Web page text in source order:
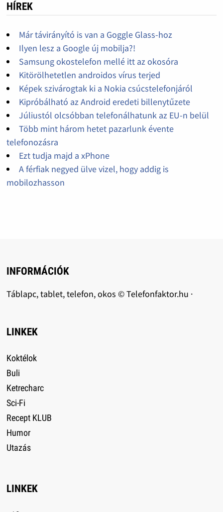
HÍREK
Már távirányító is van a Goggle Glass-hoz
Ilyen lesz a Google új mobilja?!
Samsung okostelefon mellé itt az okosóra
Kitörölhetetlen androidos vírus terjed
Képek szivárogtak ki a Nokia csúcstelefonjáról
Kipróbálható az Android eredeti billenytűzete
Júliustól olcsóbban telefonálhatunk az EU-n belül
Több mint három hetet pazarlunk évente
telefonozásra
Ezt tudja majd a xPhone
A férfiak negyed ülve vizel, hogy addig is
mobilozhasson
INFORMÁCIÓK
Táblapc, tablet, telefon, okos © Telefonfaktor.hu ·
LINKEK
Koktélok
Buli
Ketrecharc
Sci-Fi
Recept KLUB
Humor
Utazás
LINKEK